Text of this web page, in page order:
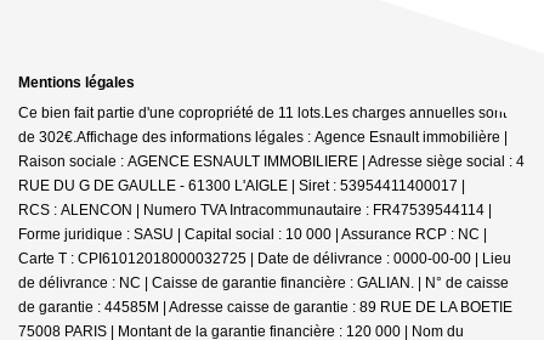
Mentions légales
Ce bien fait partie d'une copropriété de 11 lots.Les charges annuelles sont
de 302€.Affichage des informations légales : Agence Esnault immobilière |
Raison sociale : AGENCE ESNAULT IMMOBILIERE | Adresse siège social : 4
RUE DU G DE GAULLE - 61300 L'AIGLE | Siret : 53954411400017 |
RCS : ALENCON | Numero TVA Intracommunautaire : FR47539544114 |
Forme juridique : SASU | Capital social : 10 000 | Assurance RCP : NC |
Carte T : CPI61012018000032725 | Date de délivrance : 0000-00-00 | Lieu
de délivrance : NC | Caisse de garantie financière : GALIAN. | N° de caisse
de garantie : 44585M | Adresse caisse de garantie : 89 RUE DE LA BOETIE
75008 PARIS | Montant de la garantie financière : 120 000 | Nom du